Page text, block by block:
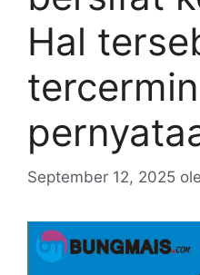
Hal
September 12, 2025